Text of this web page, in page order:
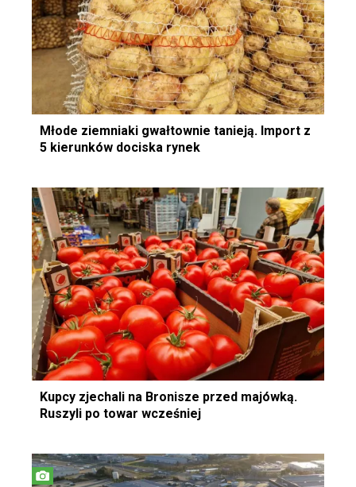
Młode ziemniaki gwałtownie tanieją. Import z
5 kierunków dociska rynek
Kupcy zjechali na Bronisze przed majówką.
Ruszyli po towar wcześniej